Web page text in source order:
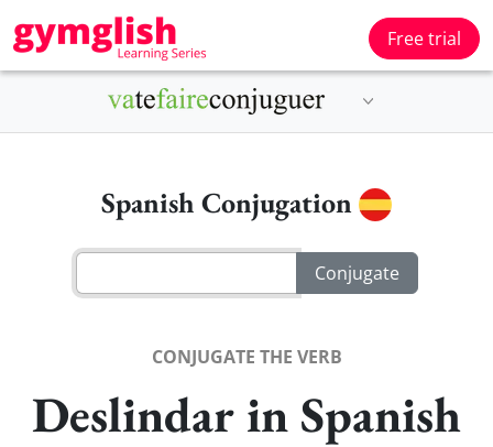
Free trial
Spanish Conjugation
CONJUGATE THE VERB
Deslindar in Spanish